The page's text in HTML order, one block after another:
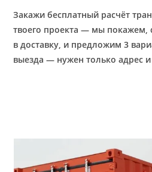
Закажи бесплатный расчёт
твоего проекта — мы покажем,
в доставку, и предложим 3
выезда — нужен только адрес